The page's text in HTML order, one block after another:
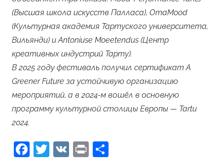
(Высшая школа искусств Палласа), OmaMood
(Культурная академия Тартуского университета,
Вильянди) и Antoniuse Moeetendus (Центр
креативных индустрий Тарту).
В 2025 году фестиваль получил сертификат A
Greener Future за устойчивую организацию
мероприятий, а в 2024-м вошёл в основную
программу культурной столицы Европы — Tartu
2024.
Facebook
Twitter
VK Print